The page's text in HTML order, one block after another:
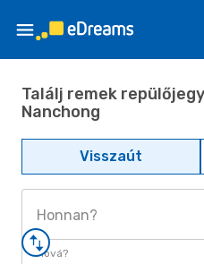
Találj remek
Nanchong
Visszaút
Honnan?
Hová?